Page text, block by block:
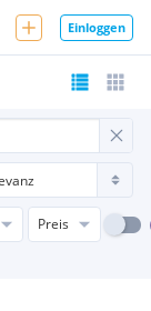
Einloggen
Preis